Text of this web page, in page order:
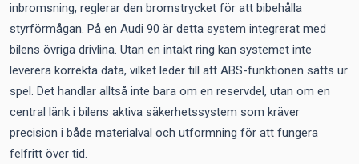
inbromsning, reglerar den bromstrycket för att bibehålla
styrförmågan. På en Audi 90 är detta system integrerat med
bilens övriga drivlina. Utan en intakt ring kan systemet inte
leverera korrekta data, vilket leder till att ABS-funktionen sätts ur
spel. Det handlar alltså inte bara om en reservdel, utan om en
central länk i bilens aktiva säkerhetssystem som kräver
precision i både materialval och utformning för att fungera
felfritt över tid.